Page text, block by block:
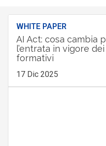
WHITE PAPER
AI Act: cosa cambia
l’entrata in vigore
formativi
17 Dic 2025